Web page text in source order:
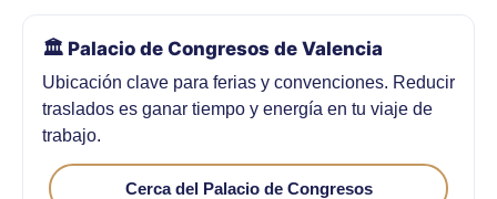
🏛️ Palacio de Congresos de Valencia
Ubicación clave para ferias y convenciones. Reducir
traslados es ganar tiempo y energía en tu viaje de
trabajo.
Cerca del Palacio de Congresos